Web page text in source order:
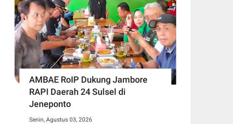
AMBAE RoIP Dukung Jambore
RAPI Daerah 24 Sulsel di
Jeneponto
Senin, Agustus 03, 2026